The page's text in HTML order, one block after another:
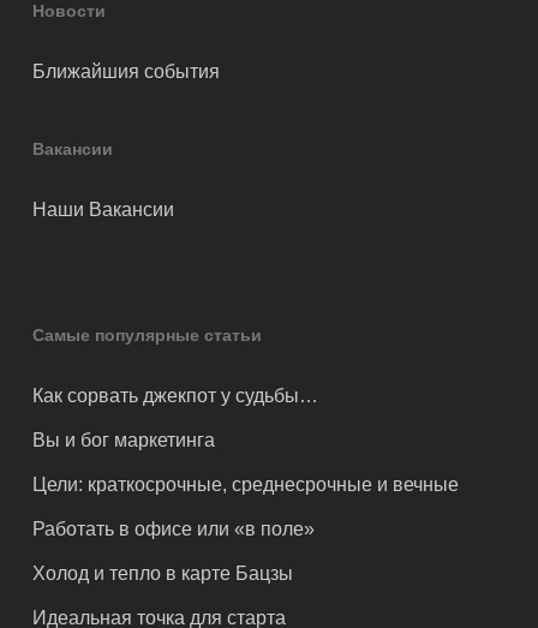
Новости
Ближайшия события
Вакансии
Наши Вакансии
Самые популярные статьи
Как сорвать джекпот у судьбы…
Вы и бог маркетинга
Цели: краткосрочные, среднесрочные и вечные
Работать в офисе или «в поле»
Холод и тепло в карте Бацзы
Идеальная точка для старта